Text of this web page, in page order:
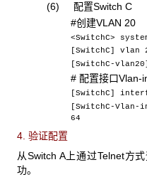
(6) 配置Switch C
#创建VLAN 20
<SwitchC>
[SwitchC] vlan
[SwitchC-
# 配置接口Vlan-
[SwitchC]
[SwitchC-
64
4. 验证配置
从Switch A上通过Telnet方
功。